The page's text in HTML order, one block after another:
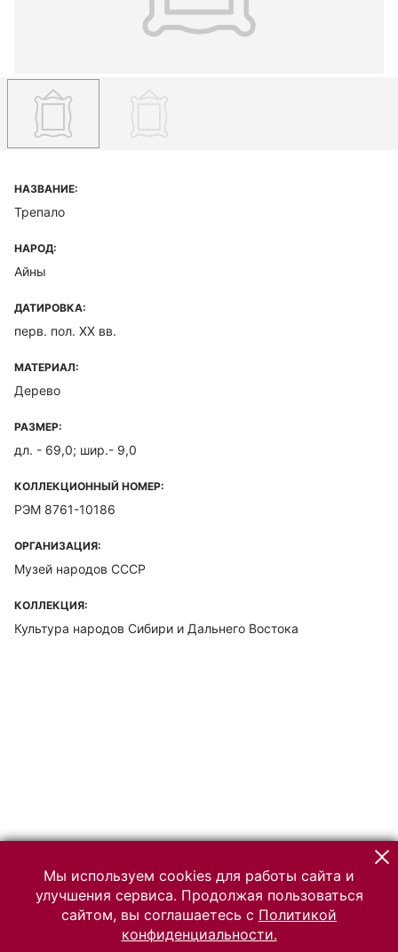
НАЗВАНИЕ:
Трепало
НАРОД:
Айны
ДАТИРОВКА:
перв. пол. XX вв.
МАТЕРИАЛ:
Дерево
РАЗМЕР:
дл. - 69,0; шир.- 9,0
КОЛЛЕКЦИОННЫЙ НОМЕР:
РЭМ 8761-10186
ОРГАНИЗАЦИЯ:
Музей народов СССР
КОЛЛЕКЦИЯ:
Культура народов Сибири и Дальнего Востока
Мы используем cookies для работы сайта и
улучшения сервиса. Продолжая пользоваться
сайтом, вы соглашаетесь с Политикой
конфиденциальности.